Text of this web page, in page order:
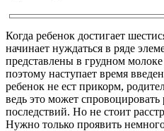
Когда ребенок достигает
начинает нуждаться в ряде
представлены в грудном
поэтому наступает время
ребенок не ест прикорм,
ведь это может
последствий. Но не стоит
Нужно только проявить